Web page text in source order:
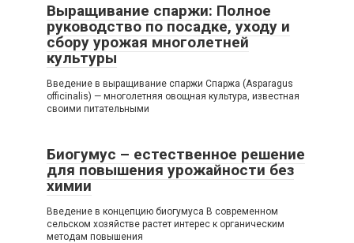
Выращивание спаржи: Полное
руководство по посадке, уходу и
сбору урожая многолетней
культуры
Введение в выращивание спаржи Спаржа (Asparagus
officinalis) — многолетняя овощная культура, известная
своими питательными
Биогумус – естественное решение
для повышения урожайности без
химии
Введение в концепцию биогумуса В современном
сельском хозяйстве растет интерес к органическим
методам повышения